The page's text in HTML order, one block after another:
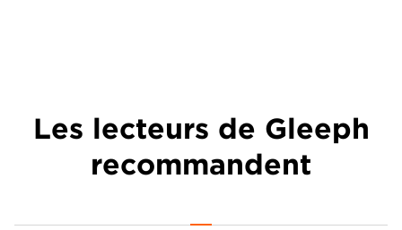
Les lecteurs de Gleeph
recommandent